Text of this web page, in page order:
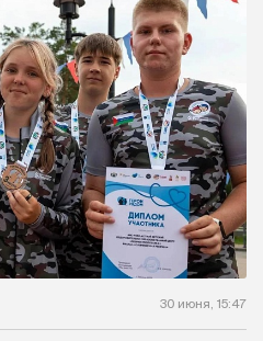
30 июня, 15:47